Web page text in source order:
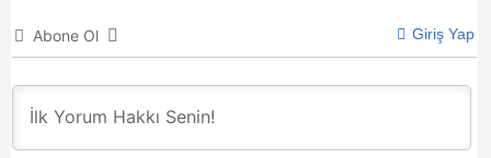
Abone Ol Giriş Yap